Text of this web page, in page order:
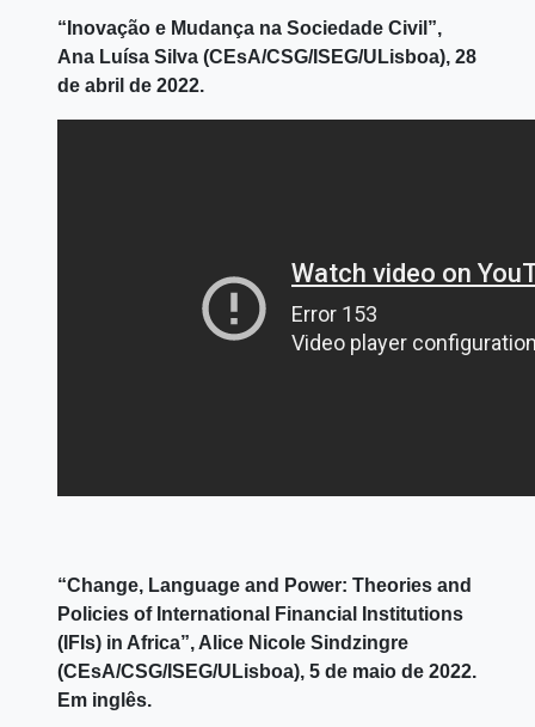
“Inovação e Mudança na Sociedade Civil”,
Ana Luísa Silva (CEsA/CSG/ISEG/ULisboa), 28
de abril de 2022.
“Change, Language and Power: Theories and
Policies of International Financial Institutions
(IFIs) in Africa”, Alice Nicole Sindzingre
(CEsA/CSG/ISEG/ULisboa), 5 de maio de 2022.
Em inglês.